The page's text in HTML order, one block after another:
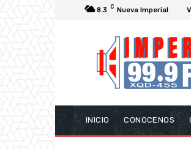
8.3 C Nueva Imperial
INICIO CONOCENOS